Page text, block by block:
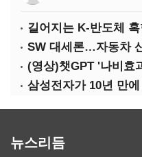
SW 대세론…자동차
(영상)챗GPT '나비
삼성전자가 10년 만
뉴스리듬